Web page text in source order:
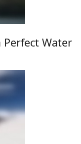
Perfect Water